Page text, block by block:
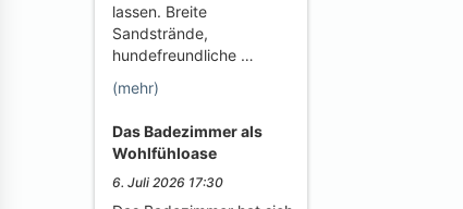
lassen. Breite
Sandstrände,
hundefreundliche …
(mehr)
Das Badezimmer als
Wohlfühloase
6. Juli 2026 17:30